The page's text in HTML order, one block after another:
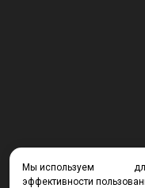
Мы используем
эффективности